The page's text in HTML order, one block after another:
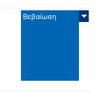
Βεβαίωση